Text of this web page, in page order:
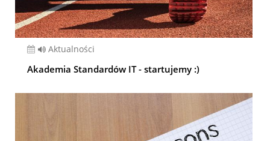
Aktualności
Akademia Standardów IT - startujemy :)